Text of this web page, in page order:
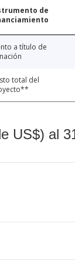
de
a título de
total del
US$) al